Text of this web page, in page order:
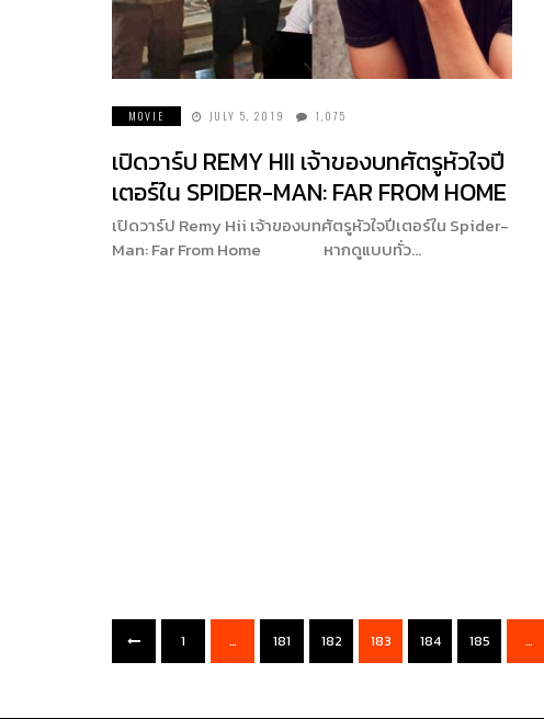
MOVIE JULY 5, 2019 1,075
เปิดวาร์ป REMY HII เจ้าของบทศัตรูหัวใจปี
เตอร์ใน SPIDER-MAN: FAR FROM HOME
เปิดวาร์ป Remy Hii เจ้าของบทศัตรูหัวใจปีเตอร์ใน Spider-
Man: Far From Home หากดูแบบทั่ว…
1 … 181 182 183 184 185 …